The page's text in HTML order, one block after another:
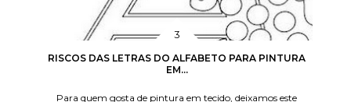
RISCOS DAS LETRAS DO ALFABETO PARA PINTURA
EM...
Para quem gosta de pintura em tecido, deixamos este